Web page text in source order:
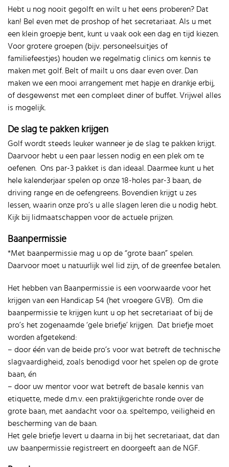
Hebt u nog nooit gegolft en wilt u het eens proberen? Dat
kan! Bel even met de proshop of het secretariaat. Als u met
een klein groepje bent, kunt u vaak ook een dag en tijd kiezen.
Voor grotere groepen (bijv. personeelsuitjes of
familiefeestjes) houden we regelmatig clinics om kennis te
maken met golf. Belt of mailt u ons daar even over. Dan
maken we een mooi arrangement met hapje en drankje erbij,
of desgewenst met een compleet diner of buffet. Vrijwel alles
is mogelijk.
De slag te pakken krijgen
Golf wordt steeds leuker wanneer je de slag te pakken krijgt.
Daarvoor hebt u een paar lessen nodig en een plek om te
oefenen. Ons par-3 pakket is dan ideaal. Daarmee kunt u het
hele kalenderjaar spelen op onze 18-holes par-3 baan, de
driving range en de oefengreens. Bovendien krijgt u zes
lessen, waarin onze pro’s u alle slagen leren die u nodig hebt.
Kijk bij lidmaatschappen voor de actuele prijzen.
Baanpermissie
*Met baanpermissie mag u op de “grote baan” spelen.
Daarvoor moet u natuurlijk wel lid zijn, of de greenfee betalen.
Het hebben van Baanpermissie is een voorwaarde voor het
krijgen van een Handicap 54 (het vroegere GVB). Om die
baanpermissie te krijgen kunt u op het secretariaat of bij de
pro’s het zogenaamde ‘gele briefje’ krijgen. Dat briefje moet
worden afgetekend:
– door één van de beide pro’s voor wat betreft de technische
slagvaardigheid, zoals benodigd voor het spelen op de grote
baan, én
– door uw mentor voor wat betreft de basale kennis van
etiquette, mede d.m.v. een praktijkgerichte ronde over de
grote baan, met aandacht voor o.a. speltempo, veiligheid en
bescherming van de baan.
Het gele briefje levert u daarna in bij het secretariaat, dat dan
uw baanpermissie registreert en doorgeeft aan de NGF.